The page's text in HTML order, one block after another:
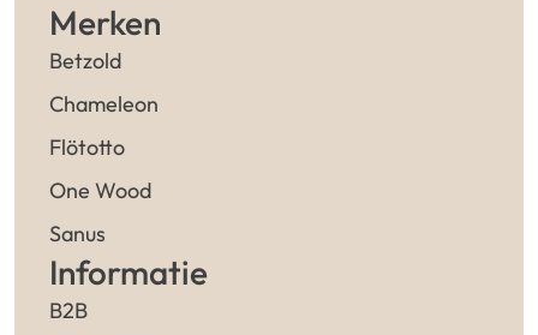
Merken
Betzold
Chameleon
Flötotto
One Wood
Sanus
Informatie
B2B